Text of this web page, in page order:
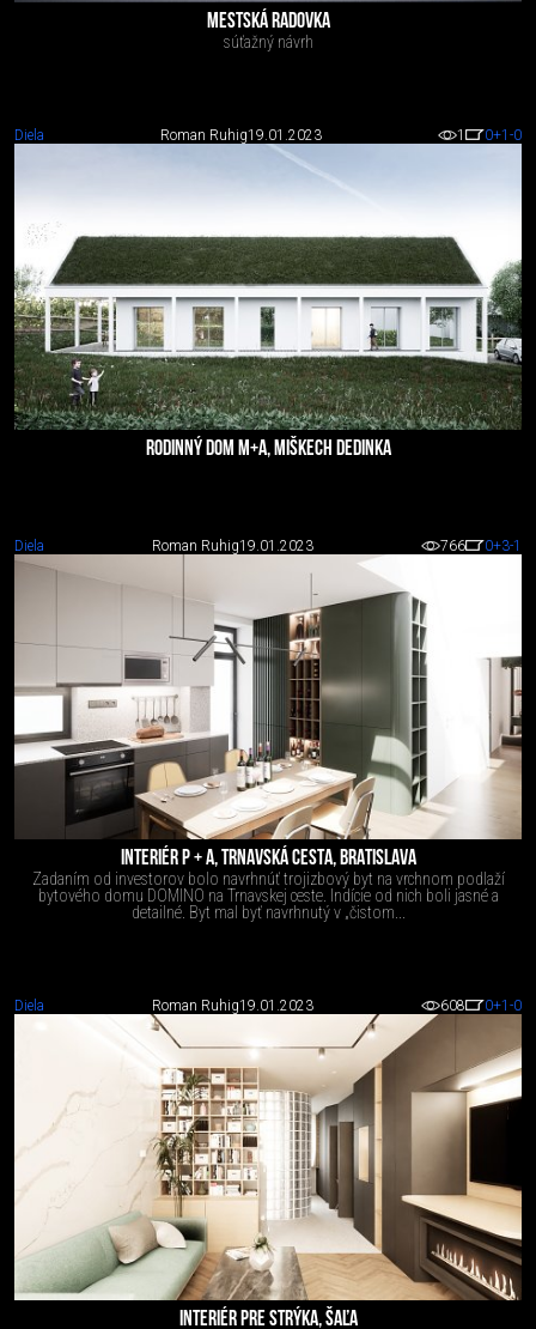
MESTSKÁ RADOVKA
súťažný návrh
Diela Roman Ruhig19.01.2023 1 0+1 -0
RODINNÝ DOM M+A, MIŠKECH DEDINKA
Diela Roman Ruhig19.01.2023 766 0+3-1
INTERIÉR P + A, TRNAVSKÁ CESTA, BRATISLAVA
Zadaním od investorov bolo navrhnúť trojizbový byt na vrchnom podlaží
bytového domu DOMINO na Trnavskej ceste. Indície od nich boli jasné a
detailné. Byt mal byť navrhnutý v „čistom...
Diela Roman Ruhig19.01.2023 608 0+1 -0
INTERIÉR PRE STRÝKA, ŠAĽA